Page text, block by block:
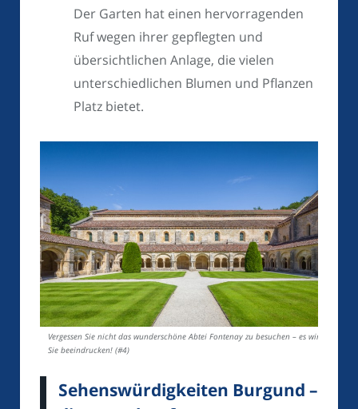
Der Garten hat einen hervorragenden
Ruf wegen ihrer gepflegten und
übersichtlichen Anlage, die vielen
unterschiedlichen Blumen und Pflanzen
Platz bietet.
Vergessen Sie nicht das wunderschöne Abtei Fontenay zu besuchen – es wird
Sie beeindrucken! (#4)
Sehenswürdigkeiten Burgund –